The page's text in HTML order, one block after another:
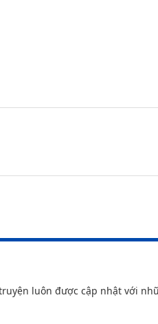
luôn được cập nhật với